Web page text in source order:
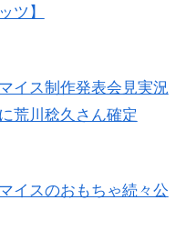
ツ】
イス制作発表会見実況
荒川稔久さん確定
イスのおもちゃ続々公